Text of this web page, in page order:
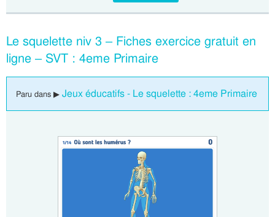
Le squelette niv 3 – Fiches exercice gratuit en
ligne – SVT : 4eme Primaire
Paru dans ▶ Jeux éducatifs - Le squelette : 4eme Primaire